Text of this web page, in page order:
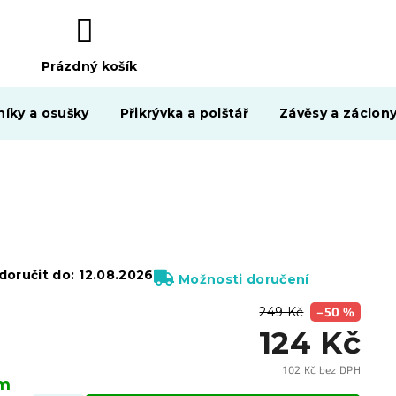
NÁKUPNÍ
KOŠÍK
Prázdný košík
a osušky Přikrývka a polštář Závěsy a
249 Kč –50 %
124 Kč
102 Kč bez DPH
do: 12.08.2026 Možnosti doručení